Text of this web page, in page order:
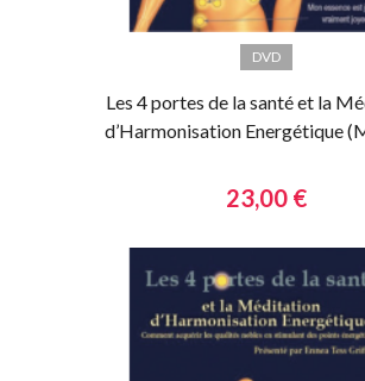
DVD
Les 4 portes de la santé et la
d’Harmonisation Energétique
23,00 €